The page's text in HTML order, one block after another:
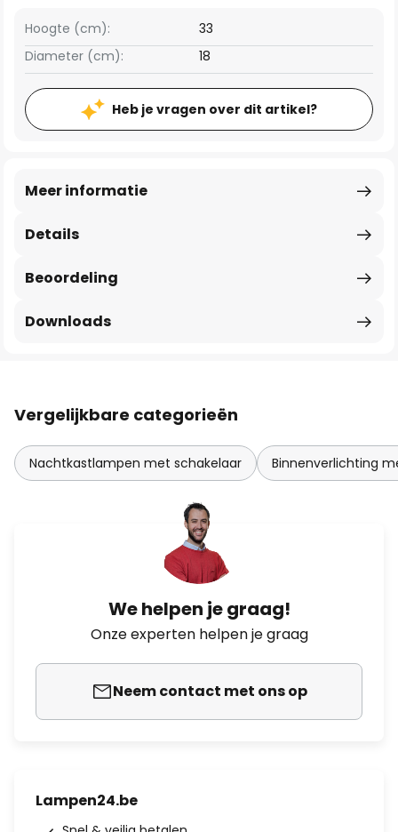
Hoogte (cm):
33
Diameter (cm):
18
Heb je vragen over dit artikel?
Details
Meer informatie
Beoordeling
Downloads
Vergelijkbare categorieën
Nachtkastlampen met schakelaar Binnenverlichting
We helpen je graag!
Onze experten helpen je graag
Neem contact met ons op
Lampen24.be